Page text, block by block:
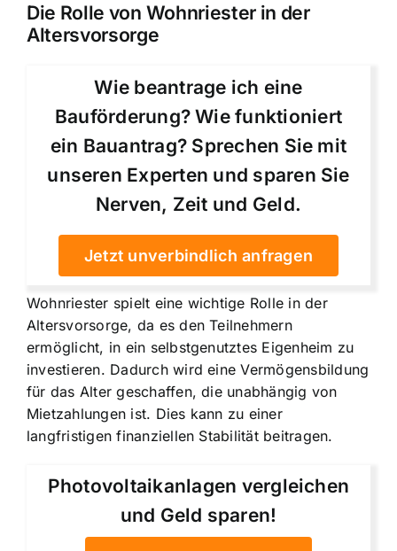
Die Rolle von Wohnriester in der
Altersvorsorge
Wie beantrage ich eine
Bauförderung? Wie funktioniert
ein Bauantrag? Sprechen Sie mit
unseren Experten und sparen Sie
Nerven, Zeit und Geld.
Jetzt unverbindlich anfragen
Wohnriester spielt eine wichtige Rolle in der
Altersvorsorge, da es den Teilnehmern
ermöglicht, in ein selbstgenutztes Eigenheim zu
investieren. Dadurch wird eineVermögensbildung
für das Alter geschaffen, die unabhängig von
Mietzahlungen ist. Dies kann zu einer
langfristigen finanziellen Stabilität beitragen.
Photovoltaikanlagen vergleichen
und Geld sparen!